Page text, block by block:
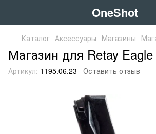
OneShot
Каталог Аксессуары Магазины
Магазин для Retay Eagle
Артикул: 1195.06.23 Оставить отзыв